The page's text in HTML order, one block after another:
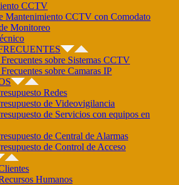
CCTV
Mantenimiento CCTV con Comodato
Monitoreo
sobre Sistemas CCTV
sobre Camaras IP
Redes
de Videovigilancia
de Servicios con equipos en
de Central de Alarmas
de Control de Acceso
Humanos